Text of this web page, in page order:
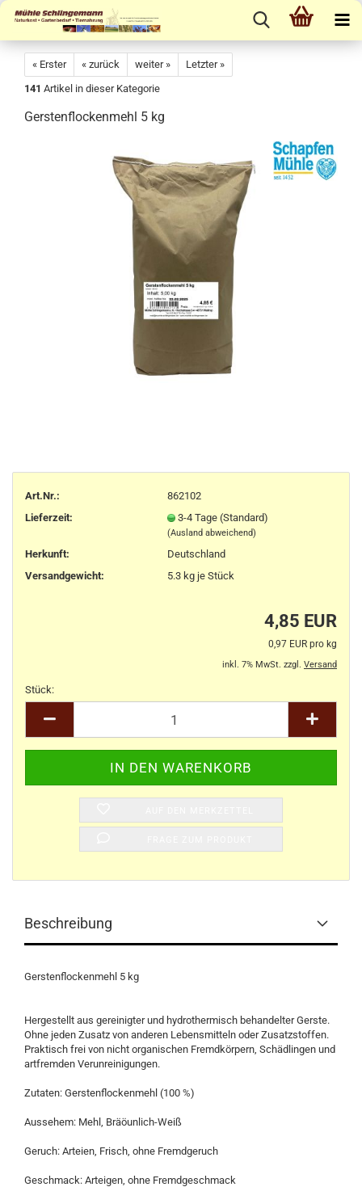
« Erster « zurück weiter »
Letzter »
141 Artikel in dieser Kategorie
Gerstenflockenmehl 5 kg
Art.Nr.:
862102
Lieferzeit:
3-4 Tage (Standard)
(Ausland abweichend)
Herkunft:
Deutschland
Versandgewicht:
5.3kg je Stück
4,85 EUR
0,97 EUR pro kg
inkl. 7% MwSt. zzgl. Versand
Stück:
Beschreibung
Gerstenflockenmehl 5 kg
Hergestellt aus gereinigter und hydrothermisch behandelter Gerste.
Ohne jeden Zusatz von anderen Lebensmitteln oder Zusatzstoffen.
Praktisch frei von nicht organischen Fremdkörpern, Schädlingen und
artfremden Verunreinigungen.
Zutaten: Gerstenflockenmehl (100 %)
Aussehem: Mehl, Bräöunlich-Weiß
Geruch: Arteien, Frisch, ohne Fremdgeruch
Geschmack: Arteigen, ohne Fremdgeschmack